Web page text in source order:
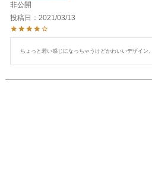
非公開
投稿日
2021/03/13
ちょっと若い感じになっちゃうけどかわいいデザイン